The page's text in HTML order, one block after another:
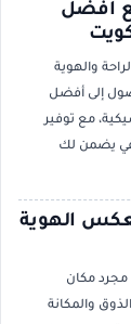
أفضل
والهوية
إلى أفضل
مع توفير
يضمن لك
الهوية
مكان
والمكانة